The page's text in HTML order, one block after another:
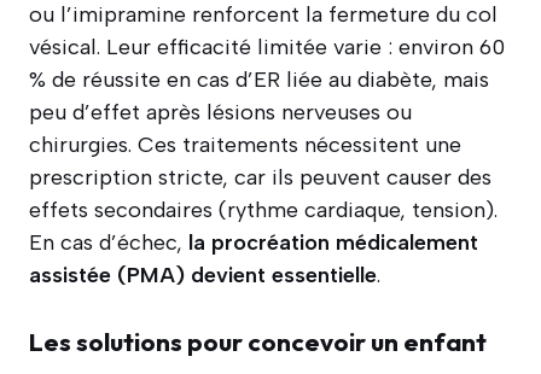
ou l’imipramine renforcent la fermeture du col
vésical. Leur efficacité limitée varie : environ 60
% de réussite en cas d’ER liée au diabète, mais
peu d’effet après lésions nerveuses ou
chirurgies. Ces traitements nécessitent une
prescription stricte, car ils peuvent causer des
effets secondaires (rythme cardiaque, tension).
En cas d’échec, la procréation médicalement
assistée (PMA) devient essentielle.
Les solutions pour concevoir un enfant